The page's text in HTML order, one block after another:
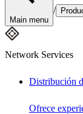
Main menu
/
Network Services
Distribución
Ofrece